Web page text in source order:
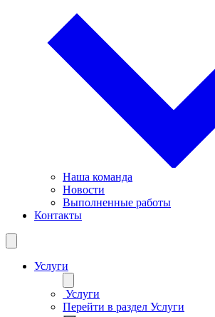
Наша команда
Новости
Выполненные работы
Контакты
Услуги
Услуги
Перейти в раздел Услуги